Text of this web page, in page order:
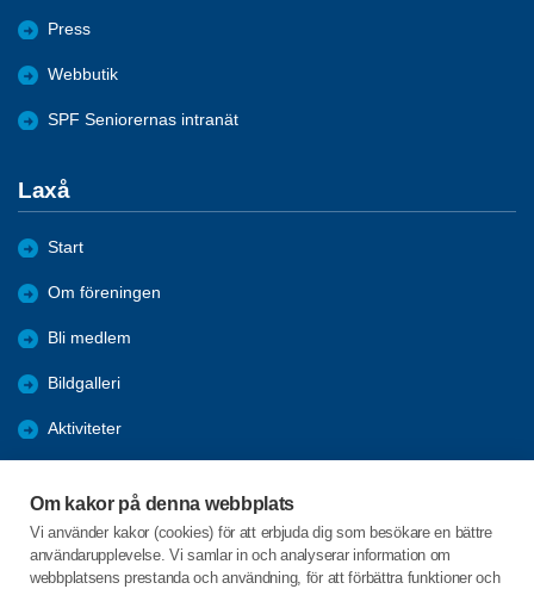
Om kakor på denna webbplats
Vi använder kakor (cookies) för att erbjuda dig som besökare en bättre
användarupplevelse. Vi samlar in och analyserar information om
webbplatsens prestanda och användning, för att förbättra funktioner och
Press
Webbutik
SPF Seniorernas intranät
Laxå
Start
Om föreningen
Bli medlem
Bildgalleri
Aktiviteter
Förmåner
Digital hjälp